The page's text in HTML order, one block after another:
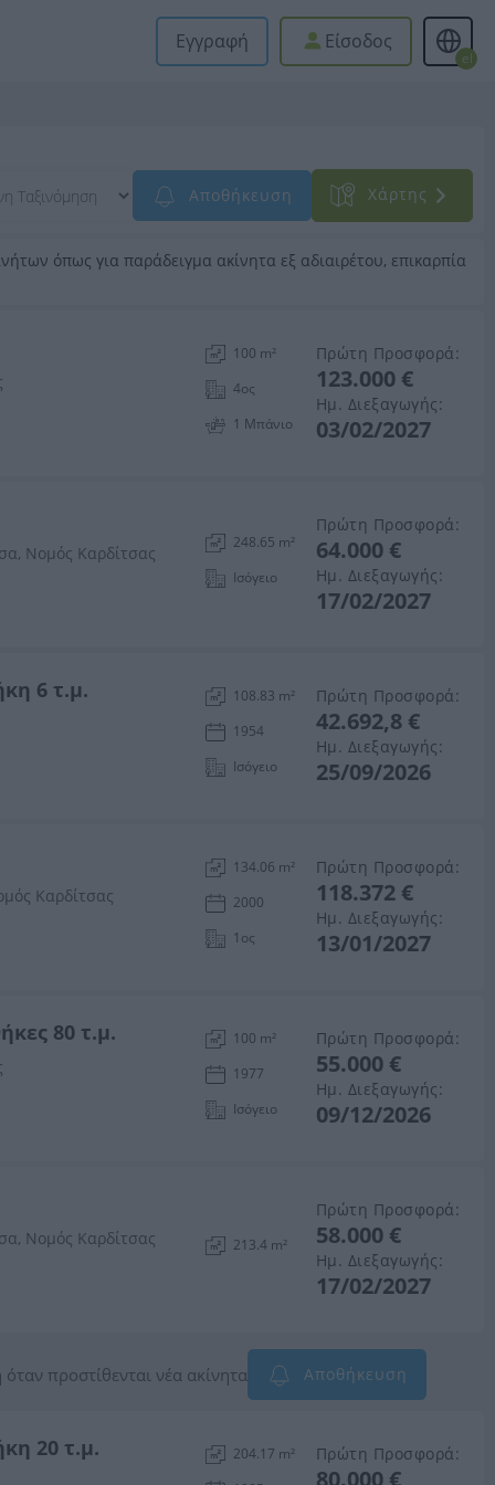
Εγγραφή Είσοδος
el
Αποθήκευση Xάρτης
όπως για παράδειγμα ακίνητα εξ αδιαιρέτου, επικαρπία
100 m²
4ος
1 Μπάνιo
Πρώτη Προσφορά:
123.000 €
Ημ. Διεξαγωγής:
03/02/2027
Νομός Καρδίτσας
248.65 m²
Ισόγειο
Πρώτη Προσφορά:
64.000 €
Ημ. Διεξαγωγής:
17/02/2027
6 τ.μ.
108.83 m²
1954
Ισόγειο
Πρώτη Προσφορά:
42.692,8 €
Ημ. Διεξαγωγής:
25/09/2026
Καρδίτσας
134.06 m²
2000
1ος
Πρώτη Προσφορά:
118.372 €
Ημ. Διεξαγωγής:
13/01/2027
80 τ.μ.
100 m²
1977
Ισόγειο
Πρώτη Προσφορά:
55.000 €
Ημ. Διεξαγωγής:
09/12/2026
Νομός Καρδίτσας 213.4 m²
Πρώτη Προσφορά:
58.000 €
Ημ. Διεξαγωγής:
17/02/2027
προστίθενται νέα ακίνητα Αποθήκευση
20 τ.μ.
204.17 m²
Πρώτη Προσφορά:
80.000 €